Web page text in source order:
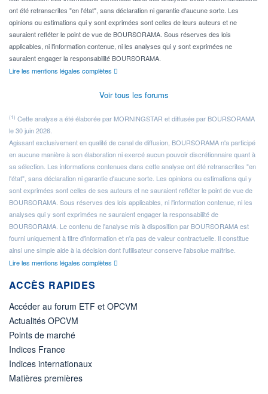
ont été retranscrites "en l'état", sans déclaration ni garantie d'aucune sorte. Les
opinions ou estimations qui y sont exprimées sont celles de leurs auteurs et ne
sauraient refléter le point de vue de BOURSORAMA. Sous réserves des lois
applicables, ni l'information contenue, ni les analyses qui y sont exprimées ne
sauraient engager la responsabilité BOURSORAMA.
Lire les mentions légales complètes
Voir tous les forums
(1) Cette analyse a été élaborée par MORNINGSTAR et diffusée par BOURSORAMA
le 30 juin 2026.
Agissant exclusivement en qualité de canal de diffusion, BOURSORAMA n'a participé
en aucune manière à son élaboration ni exercé aucun pouvoir discrétionnaire quant à
sa sélection. Les informations contenues dans cette analyse ont été retranscrites "en
l'état", sans déclaration ni garantie d'aucune sorte. Les opinions ou estimations qui y
sont exprimées sont celles de ses auteurs et ne sauraient refléter le point de vue de
BOURSORAMA. Sous réserves des lois applicables, ni l'information contenue, ni les
analyses qui y sont exprimées ne sauraient engager la responsabilité de
BOURSORAMA. Le contenu de l'analyse mis à disposition par BOURSORAMA est
fourni uniquement à titre d'information et n'a pas de valeur contractuelle. Il constitue
ainsi une simple aide à la décision dont l'utilisateur conserve l'absolue maîtrise.
Lire les mentions légales complètes
ACCÈS RAPIDES
Accéder au forum ETF et OPCVM
Actualités OPCVM
Points de marché
Indices France
Indices internationaux
Matières premières